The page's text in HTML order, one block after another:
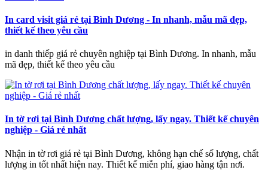
In card visit giá rẻ tại Bình Dương - In nhanh, mẫu mã đẹp,
thiết kế theo yêu cầu
in danh thiếp giá rẻ chuyên nghiệp tại Bình Dương. In nhanh, mẫu
mã đẹp, thiết kế theo yêu cầu
In tờ rơi tại Bình Dương chất lượng, lấy ngay. Thiết kế chuyên
nghiệp - Giá rẻ nhất
Nhận in tờ rơi giá rẻ tại Bình Dương, không hạn chế số lượng, chất
lượng in tốt nhất hiện nay. Thiết kế miễn phí, giao hàng tận nơi.